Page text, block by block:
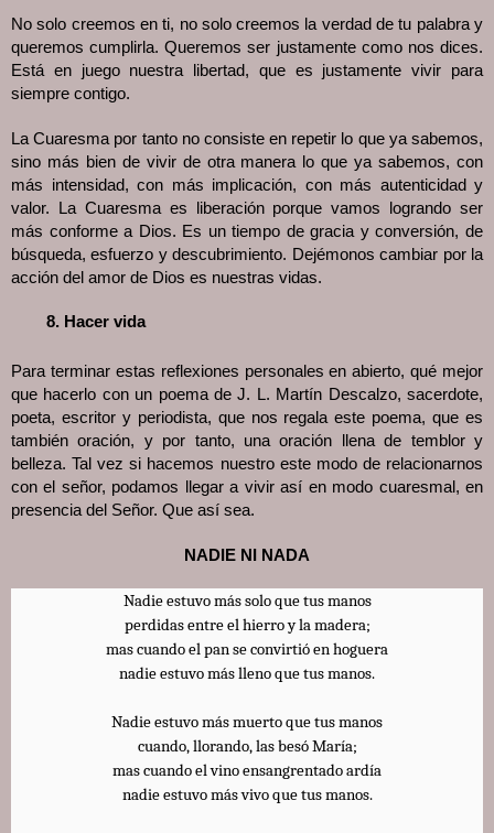
No solo creemos en ti, no solo creemos la verdad de tu palabra y
queremos cumplirla. Queremos ser justamente como nos dices.
Está en juego nuestra libertad, que es justamente vivir para
siempre contigo.
La Cuaresma por tanto no consiste en repetir lo que ya sabemos,
sino más bien de vivir de otra manera lo que ya sabemos, con
más intensidad, con más implicación, con más autenticidad y
valor. La Cuaresma es liberación porque vamos logrando ser
más conforme a Dios. Es un tiempo de gracia y conversión, de
búsqueda, esfuerzo y descubrimiento. Dejémonos cambiar por la
acción del amor de Dios es nuestras vidas.
Hacer vida
Para terminar estas reflexiones personales en abierto, qué mejor
que hacerlo con un poema de J. L. Martín Descalzo, sacerdote,
poeta, escritor y periodista, que nos regala este poema, que es
también oración, y por tanto, una oración llena de temblor y
belleza. Tal vez si hacemos nuestro este modo de relacionarnos
con el señor, podamos llegar a vivir así en modo cuaresmal, en
presencia del Señor. Que así sea.
NADIE NI NADA
Nadie estuvo más solo que tus manos
perdidas entre el hierro y la madera;
mas cuando el pan se convirtió en hoguera
nadie estuvo más lleno que tus manos.
Nadie estuvo más muerto que tus manos
cuando, llorando, las besó María;
mas cuando el vino ensangrentado ardía
nadie estuvo más vivo que tus manos.